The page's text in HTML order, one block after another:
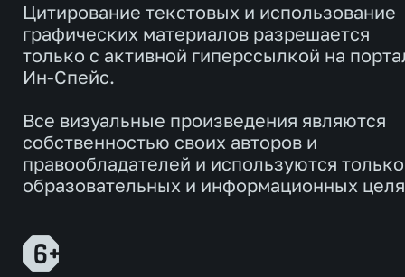
Цитирование текстовых и использование
графических материалов разрешается
только с активной гиперссылкой на
Ин-Спейс.
Все визуальные произведения являются
собственностью своих авторов и
правообладателей и используются
образовательных и информационных